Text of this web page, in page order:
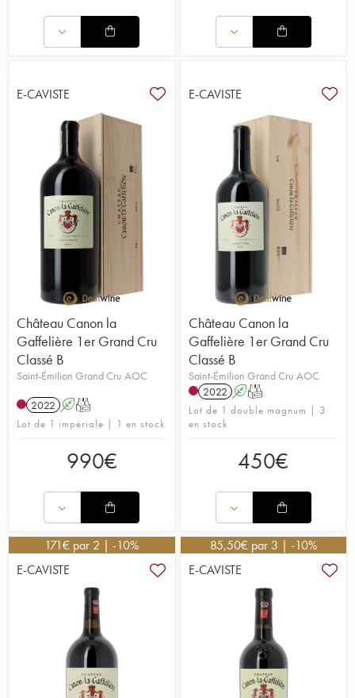
E-CAVISTE
Château Canon la
Gaffelière 1er Grand Cru
Classé B
Saint-Émilion Grand Cru AOC
2022 AT
Lot de 1 impériale | 1 en stock
990€
E-CAVISTE
Château Canon la
Gaffelière 1er Grand Cru
Classé B
Saint-Émilion Grand Cru AOC
2022 AT
Lot de 1 double magnum | 3
en stock
450€
171€ par 2 | -10%
E-CAVISTE
85,50€ par 3 | -10%
E-CAVISTE